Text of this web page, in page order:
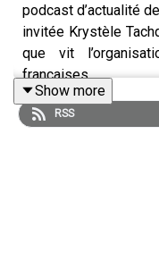
podcast d’actualité
invitée Krystèle
que vit
françaises.
Show more
RSS